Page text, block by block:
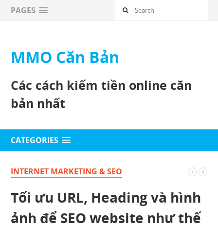
PAGES
MMO Căn Bản
Các cách kiếm tiền online căn
bản nhất
CATEGORIES
INTERNET MARKETING & SEO
Tối ưu URL, Heading và hình
ảnh để SEO website như thế